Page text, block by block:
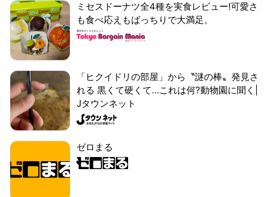
ミセスドーナツ全4種を実食レビュー!可愛さ
も食べ応えもばっちりで大満足。
「ヒクイドリの部屋」から〝謎の棒〟発見さ
れる 黒くて硬くて...これは何?動物園に聞く|
Jタウンネット
ゼロまる